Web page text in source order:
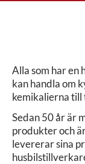
Alla som har en
kan handla om
kemikalierna till
Sedan 50 år är
produkter och
levererar sina